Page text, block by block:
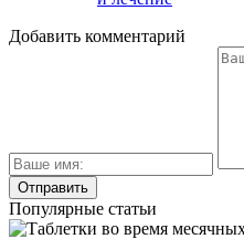
Добавить комментарий
Популярные статьи